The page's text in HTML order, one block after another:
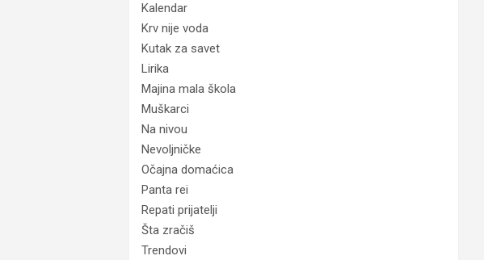
Kalendar
Krv nije voda
Kutak za savet
Lirika
Majina mala škola
Muškarci
Na nivou
Nevoljničke
Očajna domaćica
Panta rei
Repati prijatelji
Šta zračiš
Trendovi